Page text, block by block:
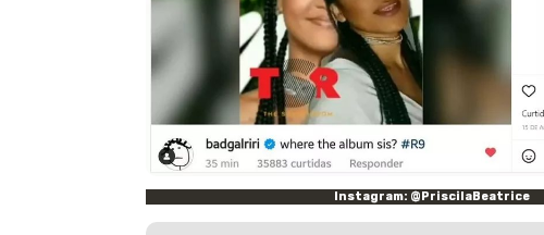
Instagram: @PriscilaBeatrice